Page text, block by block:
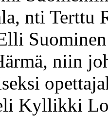
nti Terttu
niin
Kyllikki